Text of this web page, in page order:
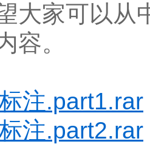
大家可以从
容。
注.part1.rar
注.part2.rar